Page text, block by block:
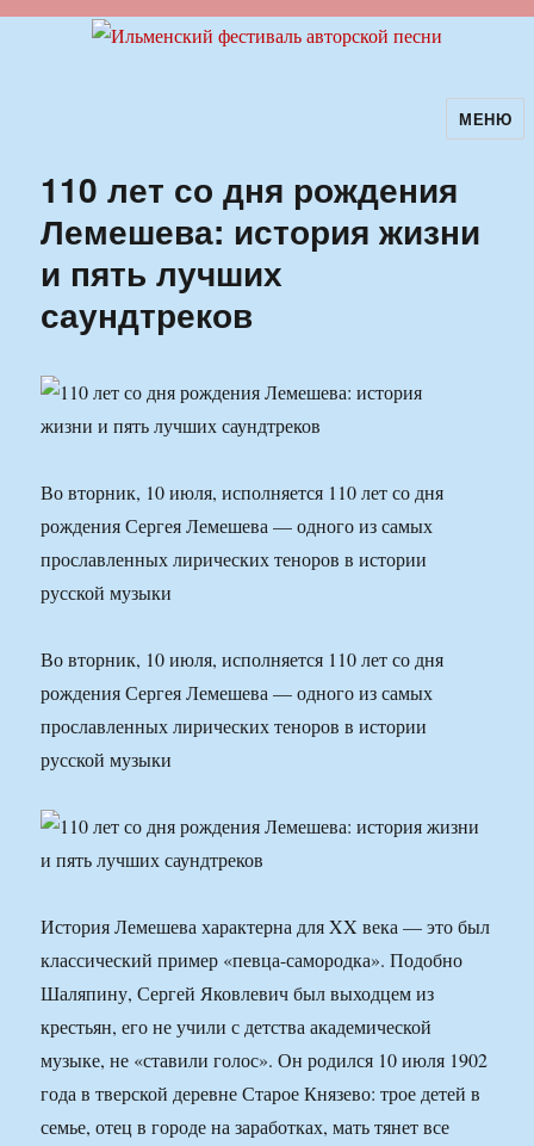
Ильменский фестиваль авторской
песни
МЕНЮ
110 лет со дня рождения
Лемешева: история жизни
и пять лучших
саундтреков
Во вторник, 10 июля, исполняется 110 лет со дня
рождения Сергея Лемешева — одного из самых
прославленных лирических теноров в истории
русской музыки
Во вторник, 10 июля, исполняется 110 лет со дня
рождения Сергея Лемешева — одного из самых
прославленных лирических теноров в истории
русской музыки
История Лемешева характерна для XX века — это был
классический пример «певца-самородка». Подобно
Шаляпину, Сергей Яковлевич был выходцем из
крестьян, его не учили с детства академической
музыке, не «ставили голос». Он родился 10 июля 1902
года в тверской деревне Старое Князево: трое детей в
семье, отец в городе на заработках, мать тянет все